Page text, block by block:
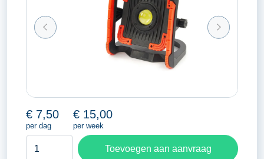
€ 7,50
per dag
€ 15,00
per week
Toevoegen aan aanvraag